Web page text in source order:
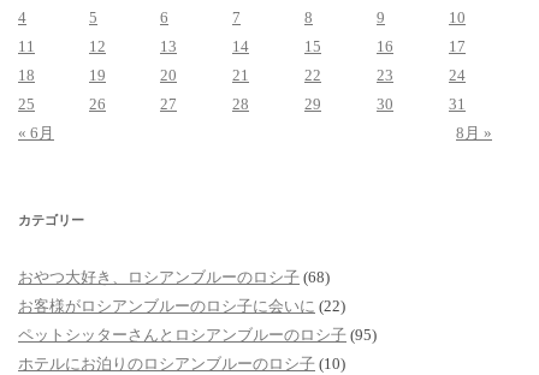
4
5 6 7 8 9
10
11
12 13 14 15 16
17
18
19 20 21 22 23
24
25
26 27 28 29 30
31
« 6月
8月 »
カテゴリー
おやつ大好き、ロシアンブルーのロシ子 (68)
お客様がロシアンブルーのロシ子に会いに (22)
ペットシッターさんとロシアンブルーのロシ子 (95)
ホテルにお泊りのロシアンブルーのロシ子 (10)